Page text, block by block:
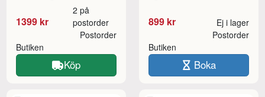
1399 kr
2 på
postorder
Butiken
Postorder
Köp
899 kr Ej i lager
Butiken
Postorder
Boka